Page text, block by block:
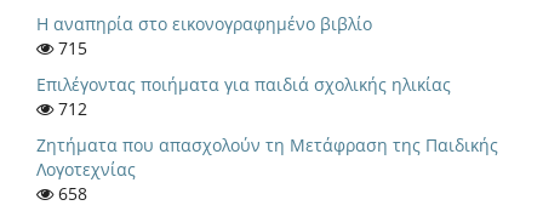
Η αναπηρία στο εικονογραφημένο βιβλίο
715
Eπιλέγοντας ποιήματα για παιδιά σχολικής ηλικίας
712
Ζητήματα που απασχολούν τη Μετάφραση της Παιδικής
Λογοτεχνίας
658